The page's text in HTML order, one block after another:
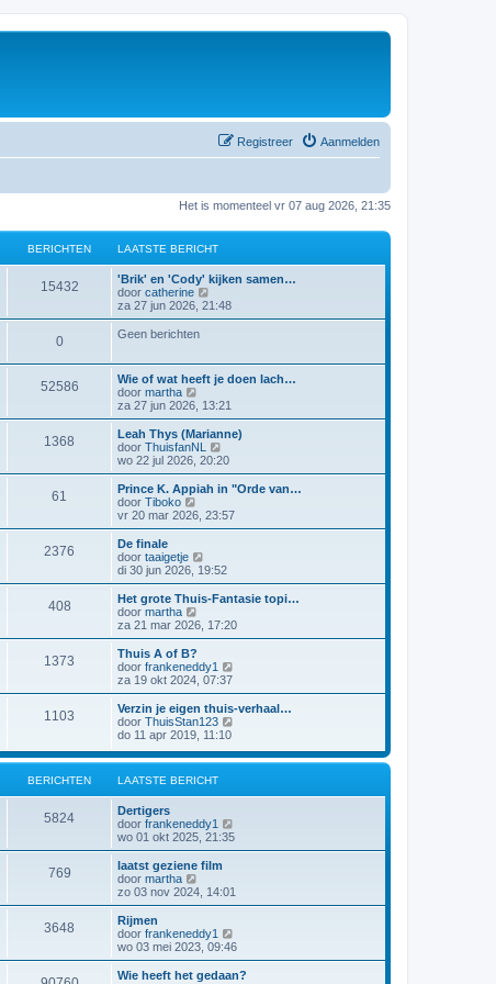
Aanmelden
Registreer
Het is momenteel vr 07 aug 2026, 21:35
BERICHTEN LAATSTE BERICHT
15432
'Brik' en 'Cody' kijken samen…
door catherine
e
k
l
a
t
s
t
e
b
e
r
c
h
za 27 jun 2026, 21:48
0 Geen berichten
52586
Wie of wat heeft je doen lach…
door martha
e
k
i
j
k
a
a
t
s
b
e
r
i
h
t
za 27 jun 2026, 13:21
1368
Leah Thys (Marianne)
door ThuisfanNL
e
k
i
k
t
s
e
e
r
c
h
t
wo 22 jul 2026, 20:20
61
Prince K. Appiah in "Orde van…
door Tiboko
e
k
j
k
a
a
t
s
b
e
r
i
c
h
t
vr 20 mar 2026, 23:57
2376
De finale
door taaigetje
e
k
i
k
a
t
s
e
b
e
r
i
c
di 30 jun 2026, 19:52
408
Het grote Thuis-Fantasie topi…
door martha
e
k
j
k
l
a
t
s
t
e
b
e
i
c
h
t
za 21 mar 2026, 17:20
1373
Thuis A of B?
door frankeneddy1
k
a
s
b
e
h
za 19 okt 2024, 07:37
1103
Verzin je eigen thuis-verhaal…
door ThuisStan123
i
l
t
s
e
c
h
t
do 11 apr 2019, 11:10
BERICHTEN LAATSTE BERICHT
5824
Dertigers
door frankeneddy1
e
k
t
s
e
wo 01 okt 2025, 21:35
769
laatst geziene film
door martha
e
k
j
k
zo 03 nov 2024, 14:01
3648
Rijmen
door frankeneddy1
e
k
i
wo 03 mei 2023, 09:46
Wie heeft het gedaan?